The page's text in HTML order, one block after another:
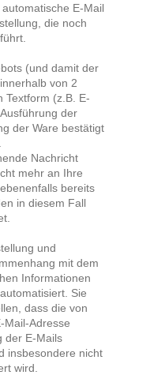
E-Mail
die noch
(und damit der
von 2
Textform (z.B. E-
der
der Ware bestätigt
Nachricht
mehr an Ihre
bereits
in diesem Fall
und
mit dem
Informationen
Sie
dass die von
Mail-Adresse
der E-Mails
insbesondere nicht
wird.